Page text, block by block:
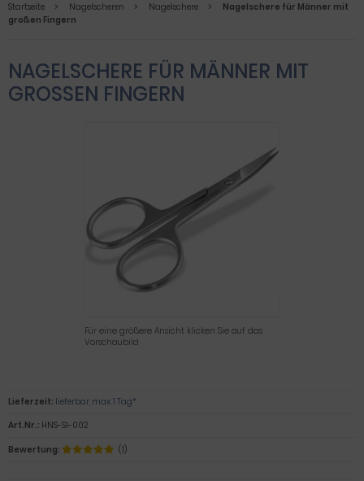
Startseite Nagelscheren Nagelschere
Nagelschere für Männer mit
großen Fingern
NAGELSCHERE FÜR MÄNNER MIT
GROSSEN FINGERN
Für eine größere Ansicht klicken Sie auf das
Vorschaubild
Lieferzeit: lieferbar, max. 1 Tag*
Art.Nr.: HNS-SI-002
Bewertung:
(1)